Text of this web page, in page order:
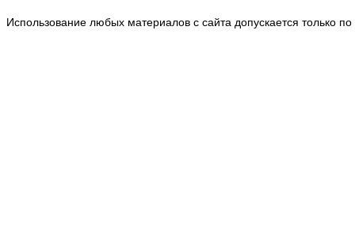
Использование любых материалов с сайта допускается только